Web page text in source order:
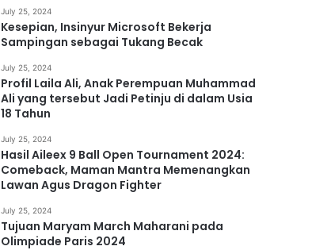
July 25, 2024
Kesepian, Insinyur Microsoft Bekerja
Sampingan sebagai Tukang Becak
July 25, 2024
Profil Laila Ali, Anak Perempuan Muhammad
Ali yang tersebut Jadi Petinju di dalam Usia
18 Tahun
July 25, 2024
Hasil Aileex 9 Ball Open Tournament 2024:
Comeback, Maman Mantra Memenangkan
Lawan Agus Dragon Fighter
July 25, 2024
Tujuan Maryam March Maharani pada
Olimpiade Paris 2024